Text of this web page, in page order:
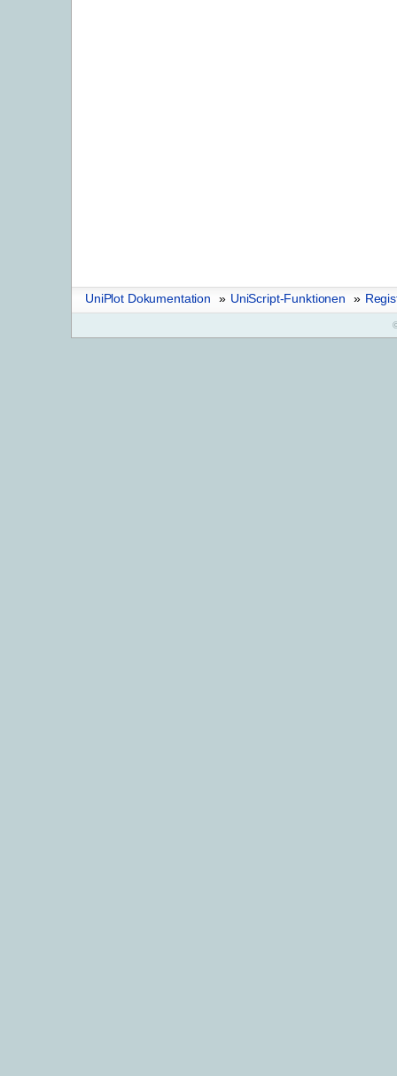
UniPlot Dokumentation » UniScript-Funktionen »